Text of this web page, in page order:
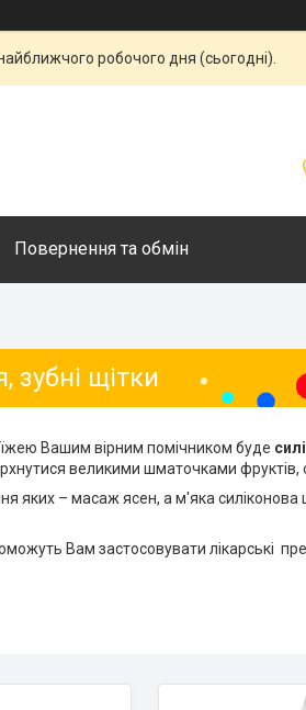
робочого дня (сьогодні).
Повернення та обмін
зубні щітки
Вашим вірним помічником буде
великими шматочками фруктів,
яких – масаж ясен, а м'яка
Вам застосовувати лікарські